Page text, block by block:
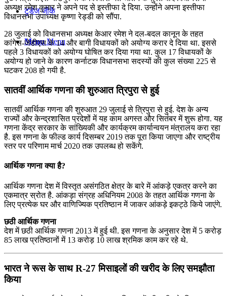
टुडेज जीके
Menu Menu
अध्यक्ष रमेश कुमार ने अपने पद से इस्तीफा दे दिया. उन्होंने अपना इस्तीफा
विधानसभा उपाध्यक्ष कृष्णा रेड्डी को सौंपा.
28 जुलाई को विधानसभा अध्यक्ष केआर रमेश ने दल-बदल कानून के तहत
कांगेस-जेडीएस के 14 और बागी विधायकों को अयोग्य करार दे दिया था. इससे
पहले 3 विधायकों को अयोग्य घोषित कर दिया गया था. कुल 17 विधायकों के
अयोग्‍य हो जाने के कारण कर्नाटक विधानसभा सदस्यों की कुल संख्‍या 225 से
घटकर 208 हो गयी है.
सातवीं आर्थिक गणना की शुरुआत त्रिपुरा से हुई
सातवीं आर्थिक गणना की शुरुआत 29 जुलाई से त्रिपुरा से हुई. देश के अन्‍य
राज्‍यों और केन्‍द्रशासित प्रदेशों में यह काम अगस्‍त और सितंबर में शुरू होगा. यह
गणना केंद्र सरकार के सांख्यिकी और कार्यक्रम कार्यान्‍वयन मंत्रालय करा रहा
है. इस गणना के फील्‍ड कार्य दिसम्‍बर 2019 तक पूरा किया जाएगा और राष्‍ट्रीय
स्‍तर पर परिणाम मार्च 2020 तक उपलब्‍ध हो सकेंगे.
आर्थिक गणना क्या है?
आर्थिक गणना देश में विस्‍तृत असंगठित क्षेत्र के बारे में आंकड़े एकत्र करने का
एकमात्र स्रोत है. आंकड़ा संग्रह अधिनियम 2008 के तहत आर्थिक गणना के
लिए प्रत्‍येक घर और वाणिज्यिक प्रतिष्‍ठान में जाकर आंकड़े इकट्ठे किये जाएंगे.
छठी आर्थिक गणना
देश में छठी आर्थिक गणना 2013 में हुई थी. इस गणना के अनुसार देश में 5 करोड़
85 लाख प्रतिष्‍ठानों में 13 करोड़ 10 लाख श्रमिक काम कर रहे थे.
भारत ने रूस के साथ R-27 मिसाइलों की खरीद के लिए समझौता
किया